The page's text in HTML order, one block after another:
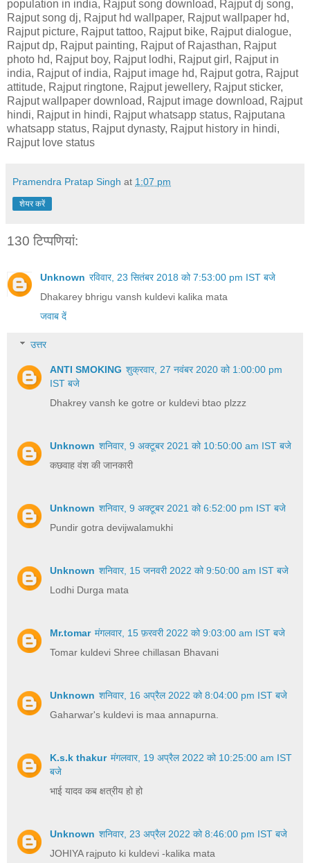
population in india, Rajput song download, Rajput dj song,
Rajput song dj, Rajput hd wallpaper, Rajput wallpaper hd,
Rajput picture, Rajput tattoo, Rajput bike, Rajput dialogue,
Rajput dp, Rajput painting, Rajput of Rajasthan, Rajput
photo hd, Rajput boy, Rajput lodhi, Rajput girl, Rajput in
india, Rajput of india, Rajput image hd, Rajput gotra, Rajput
attitude, Rajput ringtone, Rajput jewellery, Rajput sticker,
Rajput wallpaper download, Rajput image download, Rajput
hindi, Rajput in hindi, Rajput whatsapp status, Rajputana
whatsapp status, Rajput dynasty, Rajput history in hindi,
Rajput love status
Pramendra Pratap Singh at 1:07 pm
शेयर करें
130 टिप्‍पणियां:
Unknown रविवार, 23 सितंबर 2018 को 7:53:00 pm IST बजे
Dhakarey bhrigu vansh kuldevi kalika mata
जवाब दें
उत्तर
ANTI SMOKING शुक्रवार, 27 नवंबर 2020 को 1:00:00 pm
IST बजे
Dhakrey vansh ke gotre or kuldevi btao plzzz
Unknown शनिवार, 9 अक्टूबर 2021 को 10:50:00 am IST बजे
कछवाह वंश की जानकारी
Unknown शनिवार, 9 अक्टूबर 2021 को 6:52:00 pm IST बजे
Pundir gotra devijwalamukhi
Unknown शनिवार, 15 जनवरी 2022 को 9:50:00 am IST बजे
Lodhi Durga mata
Mr.tomar मंगलवार, 15 फ़रवरी 2022 को 9:03:00 am IST बजे
Tomar kuldevi Shree chillasan Bhavani
Unknown शनिवार, 16 अप्रैल 2022 को 8:04:00 pm IST बजे
Gaharwar's kuldevi is maa annapurna.
K.s.k thakur मंगलवार, 19 अप्रैल 2022 को 10:25:00 am IST
बजे
भाई यादव कब क्षत्रीय हो हो
Unknown शनिवार, 23 अप्रैल 2022 को 8:46:00 pm IST बजे
JOHIYA rajputo ki kuldevi -kalika mata